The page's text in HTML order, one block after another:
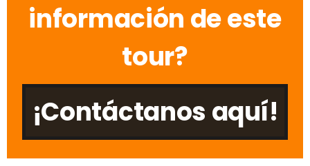
información de este
tour?
¡Contáctanos aquí!